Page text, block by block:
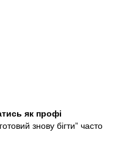
як профі
знову бігти” часто